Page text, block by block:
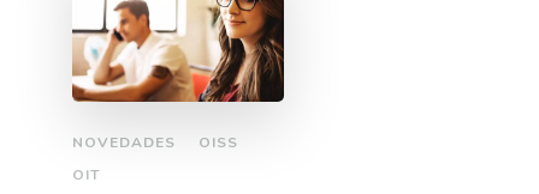
NOVEDADES
OISS
OIT